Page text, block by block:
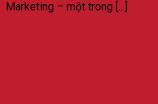
Marketing – một trong [...]